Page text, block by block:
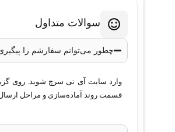
سوالات متداول
چطور می‌توانم سفارشم را
وارد سایت آی تی سرچ شوید. روی
قسمت روند آماده‌سازی و مراحل